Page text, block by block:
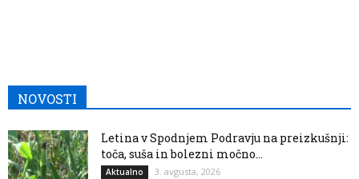
NOVOSTI
Letina v Spodnjem Podravju na preizkušnji:
toča, suša in bolezni močno...
Aktualno 3. avgusta, 2026